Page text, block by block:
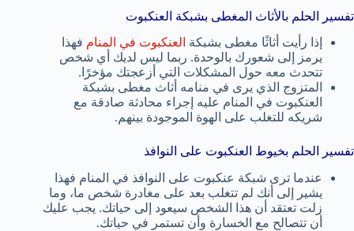
تفسير الحلم بالأثاث المغطى بشبكة العنكبوت
إذا رأيت أثاثًا مغطى بشبكة العنكبوت في المنام فهذا
يرمز إلى شعورك بالوحدة. ربما ليس لديك أي شخص
تتحدث معه حول المشكلات التي أزعجتك مؤخرًا.
المتزوج الذي يرى في منامه أثاث مغطى بشبكة
العنكبوت في المنام عليه إجراء محادثة صادقة مع
شريكه للتغلب على الهوة الموجودة بينهم.
تفسير الحلم بخيوط العنكبوت على النوافذ
عندما ترى شبكة عنكبوت على النوافذ في المنام فهذا
يشير إلى أنك لم تتغلب بعد على مغادرة شخص ما، وما
زلت تعتقد أن هذا الشخص سيعود إلى حياتك. يجب عليك
أن تتصالح مع الخسارة وأن تستمر في حياتك.